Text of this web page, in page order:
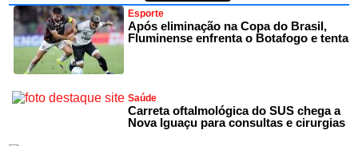
Esporte
Após eliminação na Copa do Brasil,
Fluminense enfrenta o Botafogo e tenta
Saúde
Carreta oftalmológica do SUS chega a
Nova Iguaçu para consultas e cirurgias